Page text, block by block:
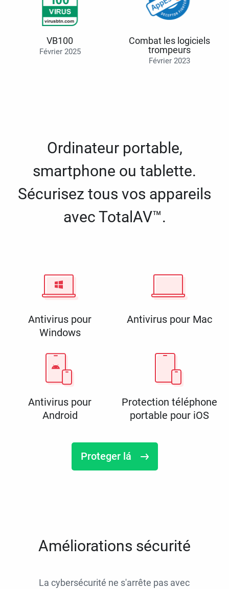
VB100
Février 2025
Combat les logiciels
trompeurs
Février 2023
Ordinateur portable,
smartphone ou tablette.
Sécurisez tous vos appareils
avec TotalAV™.
Antivirus pour
Windows
Antivirus pour Mac
Antivirus pour
Android
Protection téléphone
portable pour iOS
Proteger lá
Améliorations sécurité
La cybersécurité ne s'arrête pas avec